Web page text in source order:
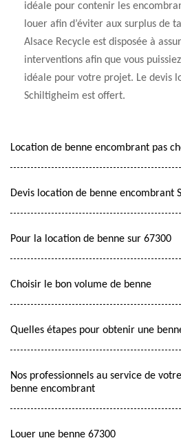
idéale pour contenir les
louer afin d’éviter aux surplus de
Alsace Recycle est disposée à
interventions afin que vous
idéale pour votre projet. Le devis
Schiltigheim est offert.
Location de benne encombrant pas
Devis location de benne encombrant
Pour la location de benne sur 67300
Choisir le bon volume de benne
Quelles étapes pour obtenir une
Nos professionnels au service de
benne encombrant
Louer une benne 67300